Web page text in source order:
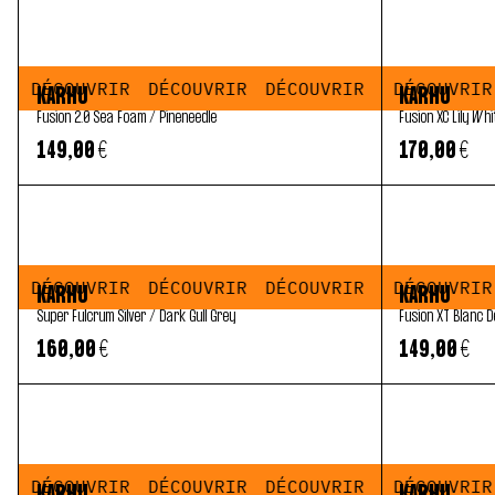
DÉCOUVRIR DÉCOUVRIR DÉCOUVRIR DÉCOUVRIR
KARHU
Fusion 2.0 Sea Foam / Pineneedle
149,00 €
DÉCOUVRIR DÉCOUVRIR DÉCOUVRIR DÉCOUVRIR
KARHU
Fusion XC Lily
170,00 €
DÉCOUVRIR
DÉCOUVRIR DÉCOUVRIR DÉCOUVRIR DÉCOUVRIR
KARHU
Super Fulcrum Silver / Dark Gull Grey
160,00 €
DÉCOUVRIR DÉCOUVRIR DÉCOUVRIR DÉCOUVRIR
KARHU
Fusion XT Blanc
149,00 €
DÉCOUVRIR
DÉCOUVRIR DÉCOUVRIR DÉCOUVRIR DÉCOUVRIR
DÉCOUVRIR DÉCOUVRIR DÉCOUVRIR DÉCOUVRIR
DÉCOUVRIR